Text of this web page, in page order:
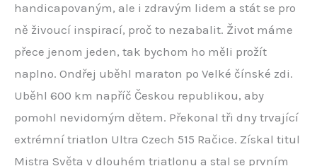
handicapovaným, ale i zdravým lidem a stát se pro
ně živoucí inspirací, proč to nezabalit. Život máme
přece jenom jeden, tak bychom ho měli prožít
naplno. Ondřej uběhl maraton po Velké čínské zdi.
Uběhl 600 km napříč Českou republikou, aby
pomohl nevidomým dětem. Překonal tři dny trvající
extrémní triatlon Ultra Czech 515 Račice. Získal titul
Mistra Světa v dlouhém triatlonu a stal se prvním